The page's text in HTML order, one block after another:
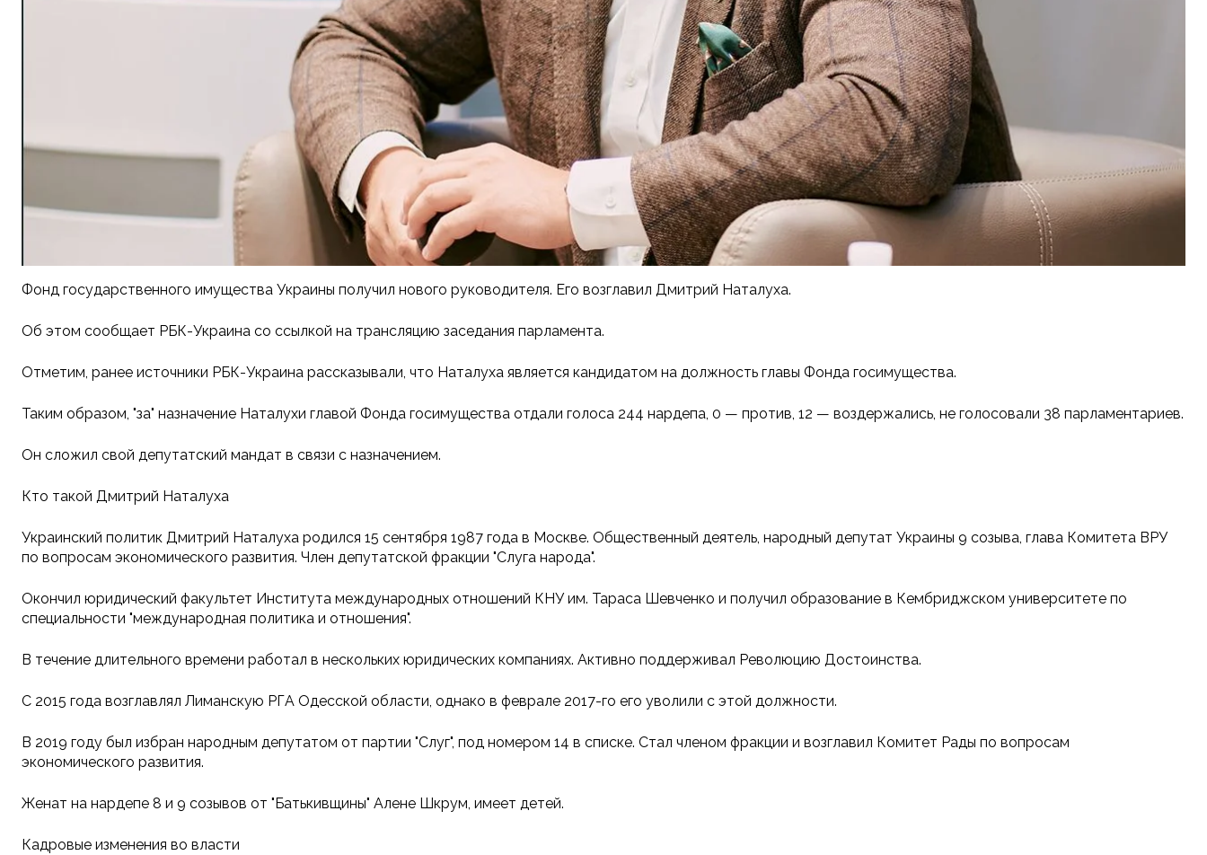
Фонд государственного имущества Украины получил нового руководителя. Его возглавил Дмитрий Наталуха.
Об этом сообщает РБК-Украина со ссылкой на трансляцию заседания парламента.
Отметим, ранее источники РБК-Украина рассказывали, что Наталуха является кандидатом на должность главы Фонда госимущества.
Таким образом, "за" назначение Наталухи главой Фонда госимущества отдали голоса 244 нардепа, 0 — против, 12 — воздержались, не голосовали 38 парламентариев.
Он сложил свой депутатский мандат в связи с назначением.
Кто такой Дмитрий Наталуха
Украинский политик Дмитрий Наталуха родился 15 сентября 1987 года в Москве. Общественный деятель, народный депутат Украины 9 созыва, глава Комитета ВРУ
по вопросам экономического развития. Член депутатской фракции "Слуга народа".
Окончил юридический факультет Института международных отношений КНУ им. Тараса Шевченко и получил образование в Кембриджском университете по
специальности "международная политика и отношения".
В течение длительного времени работал в нескольких юридических компаниях. Активно поддерживал Революцию Достоинства.
С 2015 года возглавлял Лиманскую РГА Одесской области, однако в феврале 2017-го его уволили с этой должности.
В 2019 году был избран народным депутатом от партии "Слуг", под номером 14 в списке. Стал членом фракции и возглавил Комитет Рады по вопросам
экономического развития.
Женат на нардепе 8 и 9 созывов от "Батькивщины" Алене Шкрум, имеет детей.
Кадровые изменения во власти